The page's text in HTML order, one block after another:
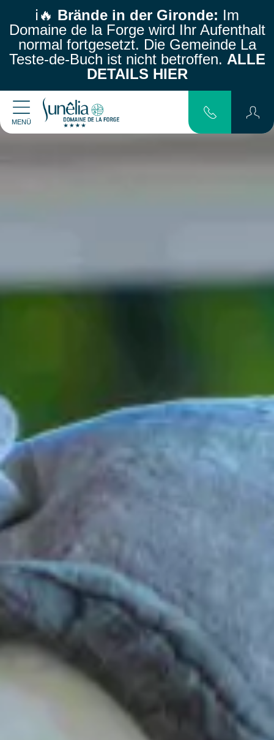
ℹ️🔥 Brände in der Gironde: Im
Domaine de la Forge wird Ihr Aufenthalt
normal fortgesetzt. Die Gemeinde La
Teste-de-Buch ist nicht betroffen. ALLE
DETAILS HIER
MENÜ